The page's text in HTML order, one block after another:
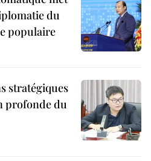
du
populaire
stratégiques
profonde du